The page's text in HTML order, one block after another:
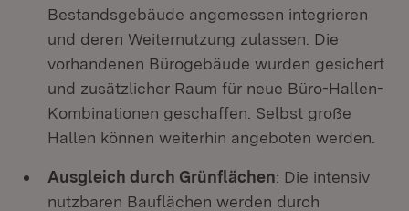
Bestandsgebäude angemessen integrieren
und deren Weiternutzung zulassen. Die
vorhandenen Bürogebäude wurden gesichert
und zusätzlicher Raum für neue Büro-Hallen-
Kombinationen geschaffen. Selbst große
Hallen können weiterhin angeboten werden.
Ausgleich durch Grünflächen: Die intensiv
nutzbaren Bauflächen werden durch